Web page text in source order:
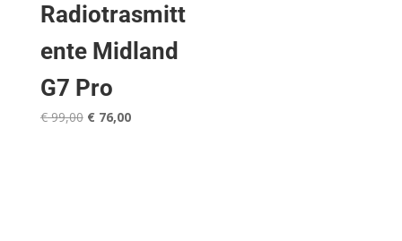
Radiotrasmitt
ente Midland
G7 Pro
€99,00 Il
€76,00Il